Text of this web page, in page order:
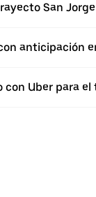
San
anticipación
Uber para